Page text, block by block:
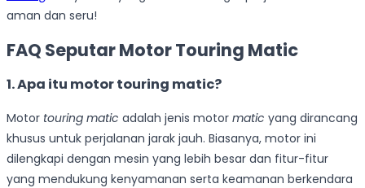
aman dan seru!
FAQ Seputar Motor Touring Matic
1. Apa itu motor touring matic?
Motor touring matic adalah jenis motor matic yang dirancang
khusus untuk perjalanan jarak jauh. Biasanya, motor ini
dilengkapi dengan mesin yang lebih besar dan fitur-fitur
yang mendukung kenyamanan serta keamanan berkendara